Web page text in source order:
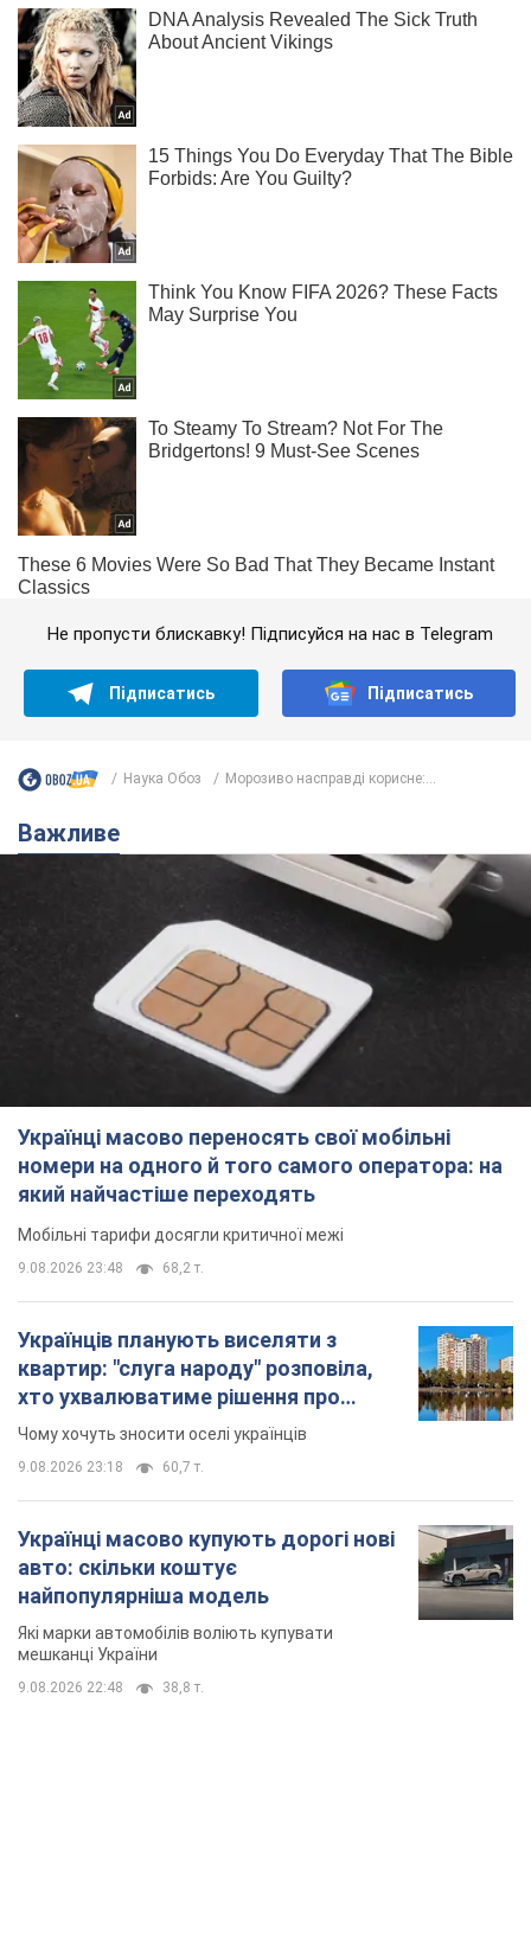
Не пропусти блискавку! Підписуйся на нас в Telegram
Підписатись Підписатись
Наука Обоз Морозиво насправді корисне:...
Важливе
Українці масово переносять свої мобільні
номери на одного й того самого оператора: на
який найчастіше переходять
Мобільні тарифи досягли критичної межі
9.08.2026 23:48 68,2 т.
Українців планують виселяти з
квартир: "слуга народу" розповіла,
хто ухвалюватиме рішення про
знесення будинків
Чому хочуть зносити оселі українців
9.08.2026 23:18 60,7 т.
Українці масово купують дорогі нові
авто: скільки коштує
найпопулярніша модель
Які марки автомобілів воліють купувати
мешканці України
9.08.2026 22:48 38,8 т.